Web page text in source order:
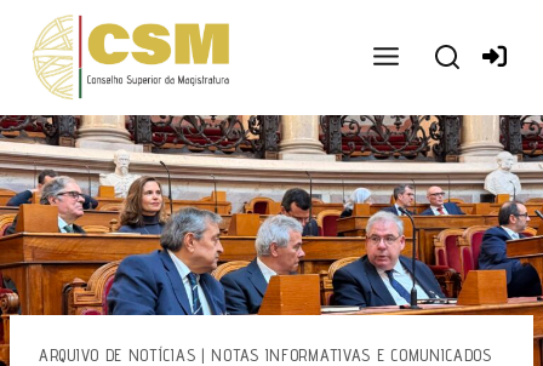
conteúdo
ARQUIVO DE NOTÍCIAS | NOTAS INFORMATIVAS E COMUNICADOS